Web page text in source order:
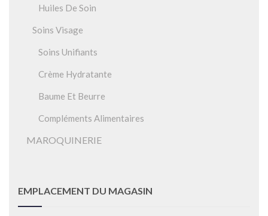
Huiles De Soin
Soins Visage
Soins Unifiants
Crème Hydratante
Baume Et Beurre
Compléments Alimentaires
MAROQUINERIE
EMPLACEMENT DU MAGASIN